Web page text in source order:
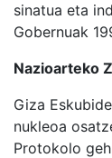
sinatua eta
Gobernuak
Nazioarteko
Giza
nukleoa
Protokolo